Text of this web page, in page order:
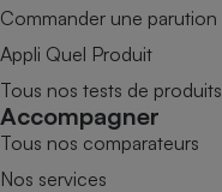
Commander une parution
Appli Quel Produit
Tous nos tests de produits
Accompagner
Tous nos comparateurs
Nos services